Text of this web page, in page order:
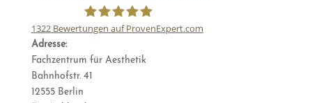
Fachzentrum für Ästhetik
1322Bewertungen auf ProvenExpert.com
Adresse:
Fachzentrum für Aesthetik
Bahnhofstr. 41
12555 Berlin